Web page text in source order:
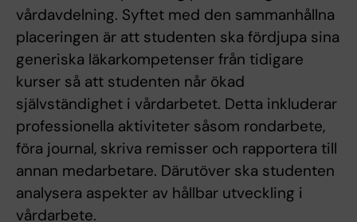
vårdavdelning. Syftet med den sammanhållna
placeringen är att studenten ska fördjupa sina
generiska läkarkompetenser från tidigare
kurser så att studenten når ökad
självständighet i vårdarbetet. Detta inkluderar
professionella aktiviteter såsom rondarbete,
föra journal, skriva remisser och rapportera till
annan medarbetare. Därutöver ska studenten
analysera aspekter av hållbar utveckling i
vårdarbete.